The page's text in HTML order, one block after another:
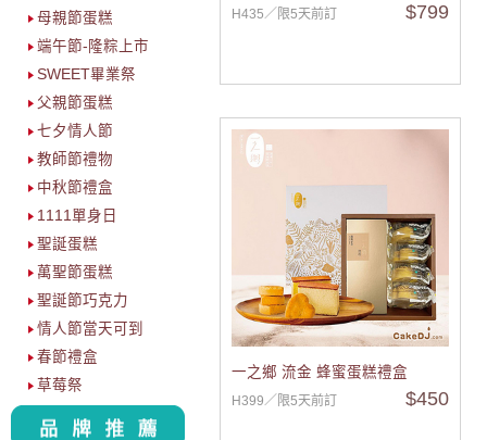
母親節蛋糕
端午節-隆粽上市
SWEET畢業祭
父親節蛋糕
七夕情人節
教師節禮物
中秋節禮盒
1111單身日
聖誕蛋糕
萬聖節蛋糕
聖誕節巧克力
情人節當天可到
春節禮盒
草莓祭
H435／限5天前訂 $799
一之鄉 流金 蜂蜜蛋糕禮盒
H399／限5天前訂 $450